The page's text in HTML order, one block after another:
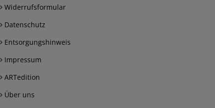
Widerrufsformular
Datenschutz
Entsorgungshinweis
Impressum
ARTedition
Über uns